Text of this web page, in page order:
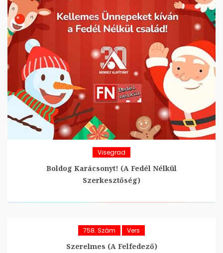
Visegrad
Boldog Karácsonyt! (A Fedél Nélkül
Szerkesztőség)
758. Szám Vers
Szerelmes (A Felfedező)